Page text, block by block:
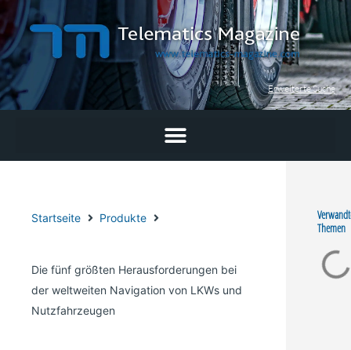
Zum
Inhalt
springen
Erweiterte Suche
Startseite Produkte
Die fünf größten Herausforderungen bei
der weltweiten Navigation von LKWs und
Nutzfahrzeugen
Themen